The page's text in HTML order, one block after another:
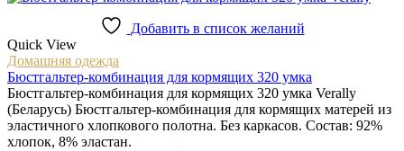
Добавить в список желаний
Quick View
Домашняя одежда
Бюстгальтер-комбинация для кормящих 320 умка
Бюстгальтер-комбинация для кормящих 320 умка Verally
(Беларусь) Бюстгальтер-комбинация для кормящих матерей из
эластичного хлопкового полотна. Без каркасов. Состав: 92%
хлопок, 8% эластан.